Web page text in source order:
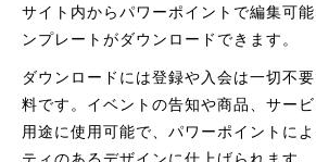
サイト内からパワーポイントで編集可
ンプレートがダウンロードできます。
ダウンロードには登録や入会は一切不
料です。イベントの告知や商品、サー
用途に使用可能で、パワーポイントに